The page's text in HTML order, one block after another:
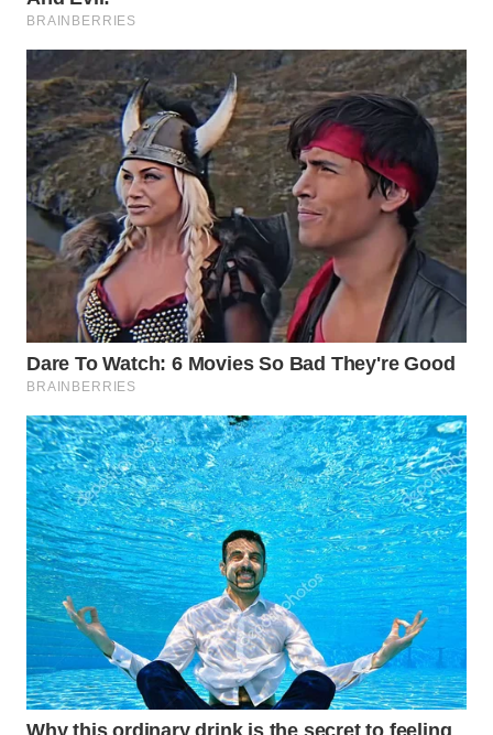
WN
DEPOK
WN
TAPANULI
UTARA
WN
SAMOSIR
WN
PADANG
LAWAS
WN
SUMEDANG
WN
CIANJUR
WN
KEPULAUAN
SERIBU
WN
TANGERANG